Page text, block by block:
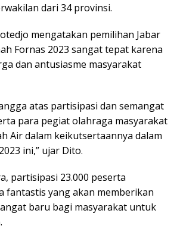
dari 34 provinsi.
mengatakan pemilihan Jabar
Fornas 2023 sangat tepat karena
dan antusiasme masyarakat
atas partisipasi dan semangat
para pegiat olahraga masyarakat
Air dalam keikutsertaannya dalam
ini,” ujar Dito.
partisipasi 23.000 peserta
fantastis yang akan memberikan
baru bagi masyarakat untuk